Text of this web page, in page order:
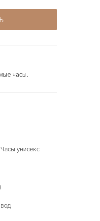
часы.
унисекс